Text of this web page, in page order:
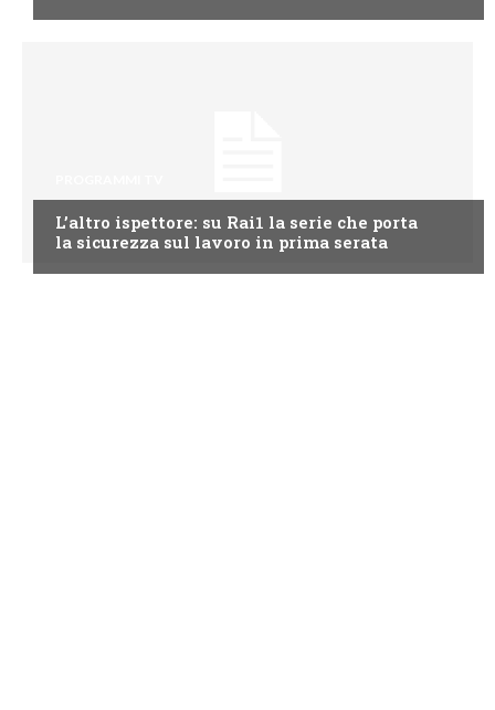
L’altro ispettore: su Rai1 la serie che porta
la sicurezza sul lavoro in prima serata